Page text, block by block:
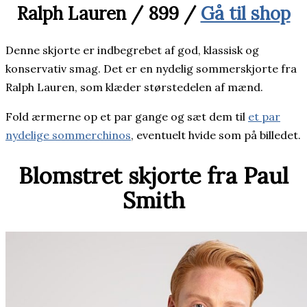
Ralph Lauren / 899 / Gå til shop
Denne skjorte er indbegrebet af god, klassisk og
konservativ smag. Det er en nydelig sommerskjorte fra
Ralph Lauren, som klæder størstedelen af mænd.
Fold ærmerne op et par gange og sæt dem til et par
nydelige sommerchinos, eventuelt hvide som på billedet.
Blomstret skjorte fra Paul
Smith